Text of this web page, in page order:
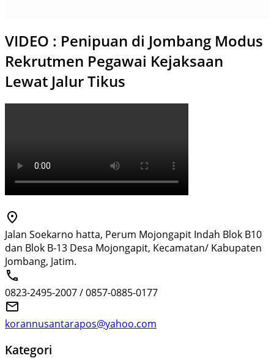
VIDEO : Penipuan di Jombang Modus
Rekrutmen Pegawai Kejaksaan
Lewat Jalur Tikus
Jalan Soekarno hatta, Perum Mojongapit Indah Blok B10
dan Blok B-13 Desa Mojongapit, Kecamatan/ Kabupaten
Jombang, Jatim.
0823-2495-2007 / 0857-0885-0177
korannusantarapos@yahoo.com
Kategori